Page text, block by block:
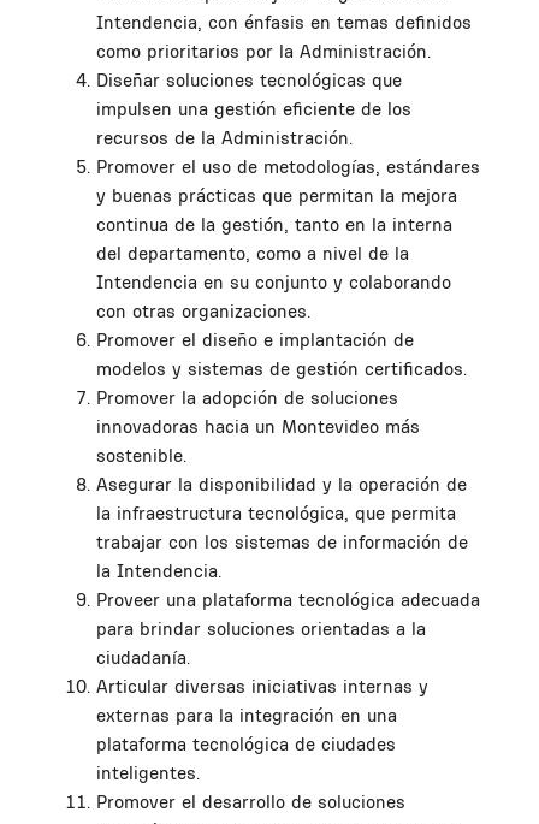
Intendencia, con énfasis en temas definidos
como prioritarios por la Administración.
Diseñar soluciones tecnológicas que
impulsen una gestión eficiente de los
recursos de la Administración.
Promover el uso de metodologías, estándares
y buenas prácticas que permitan la mejora
continua de la gestión, tanto en la interna
del departamento, como a nivel de la
Intendencia en su conjunto y colaborando
con otras organizaciones.
Promover el diseño e implantación de
modelos y sistemas de gestión certificados.
Promover la adopción de soluciones
innovadoras hacia un Montevideo más
sostenible.
Asegurar la disponibilidad y la operación de
la infraestructura tecnológica, que permita
trabajar con los sistemas de información de
la Intendencia.
Proveer una plataforma tecnológica adecuada
para brindar soluciones orientadas a la
ciudadanía.
Articular diversas iniciativas internas y
externas para la integración en una
plataforma tecnológica de ciudades
inteligentes.
Promover el desarrollo de soluciones